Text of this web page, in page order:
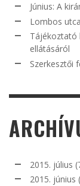
Június: A
Lombos
Tájékoztató
ellátásáról
Szerkesztői
2015. július
2015. június